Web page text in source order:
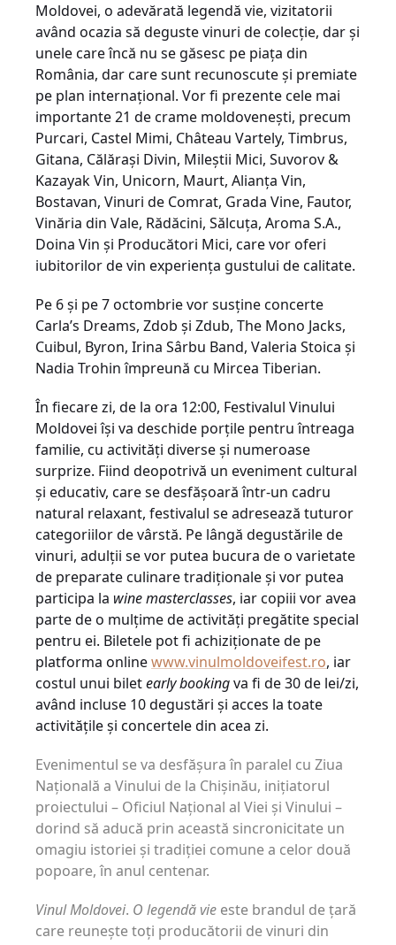
Moldovei, o adevărată legendă vie, vizitatorii
având ocazia să deguste vinuri de colecție, dar și
unele care încă nu se găsesc pe piața din
România, dar care sunt recunoscute și premiate
pe plan internațional. Vor fi prezente cele mai
importante 21 de crame moldovenești, precum
Purcari, Castel Mimi, Château Vartely, Timbrus,
Gitana, Călărași Divin, Mileștii Mici, Suvorov &
Kazayak Vin, Unicorn, Maurt, Alianța Vin,
Bostavan, Vinuri de Comrat, Grada Vine, Fautor,
Vinăria din Vale, Rădăcini, Sălcuța, Aroma S.A.,
Doina Vin și Producători Mici, care vor oferi
iubitorilor de vin experiența gustului de calitate.
Pe 6 și pe 7 octombrie vor susține concerte
Carla’s Dreams, Zdob și Zdub, The Mono Jacks,
Cuibul, Byron, Irina Sârbu Band, Valeria Stoica și
Nadia Trohin împreună cu Mircea Tiberian.
În fiecare zi, de la ora 12:00, Festivalul Vinului
Moldovei își va deschide porțile pentru întreaga
familie, cu activități diverse și numeroase
surprize. Fiind deopotrivă un eveniment cultural
și educativ, care se desfășoară într-un cadru
natural relaxant, festivalul se adresează tuturor
categoriilor de vârstă. Pe lângă degustările de
vinuri, adulții se vor putea bucura de o varietate
de preparate culinare tradiționale și vor putea
participa la wine masterclasses, iar copiii vor avea
parte de o mulțime de activități pregătite special
pentru ei. Biletele pot fi achiziționate de pe
platforma onlinewww.vinulmoldoveifest.ro, iar
costul unui biletearly bookingva fi de 30 de lei/zi,
având incluse 10 degustări și acces la toate
activitățile și concertele din acea zi.
Evenimentul se va desfășura în paralel cu Ziua
Națională a Vinului de la Chișinău, inițiatorul
proiectului – Oficiul Național al Viei și Vinului –
dorind să aducă prin această sincronicitate un
omagiu istoriei și tradiției comune a celor două
popoare, în anul centenar.
Vinul Moldovei. O legendă vie este brandul de țară
care reunește toți producătorii de vinuri din